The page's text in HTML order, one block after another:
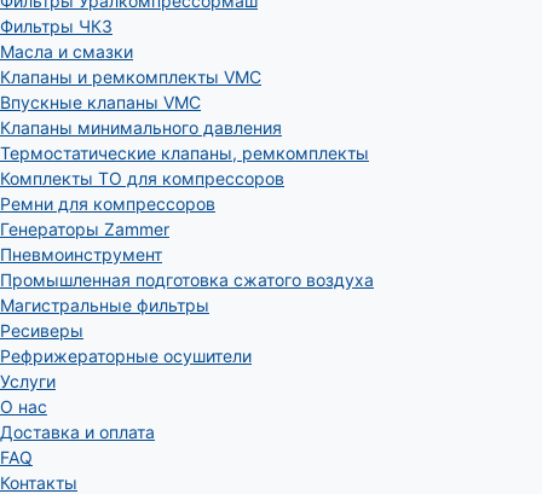
Фильтры ЧКЗ
Масла и смазки
Клапаны и ремкомплекты VMC
Впускные клапаны VMC
Клапаны минимального давления
Термостатические клапаны, ремкомплекты
Комплекты ТО для компрессоров
Ремни для компрессоров
Генераторы Zammer
Пневмоинструмент
Промышленная подготовка сжатого воздуха
Магистральные фильтры
Ресиверы
Рефрижераторные осушители
Услуги
О нас
Доставка и оплата
FAQ
Контакты